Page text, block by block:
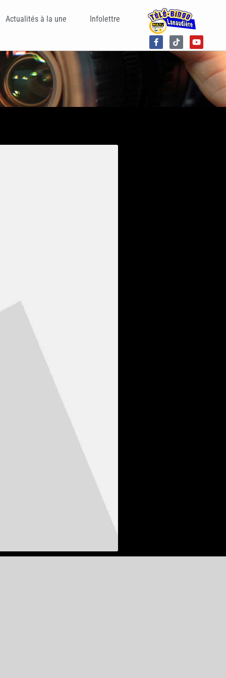
Actualités à la une Infolettre